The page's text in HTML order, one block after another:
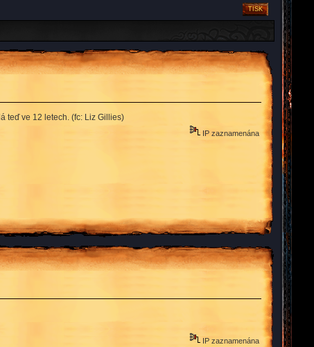
TISK
teď ve 12 letech. (fc: Liz Gillies)
IP zaznamenána
IP zaznamenána